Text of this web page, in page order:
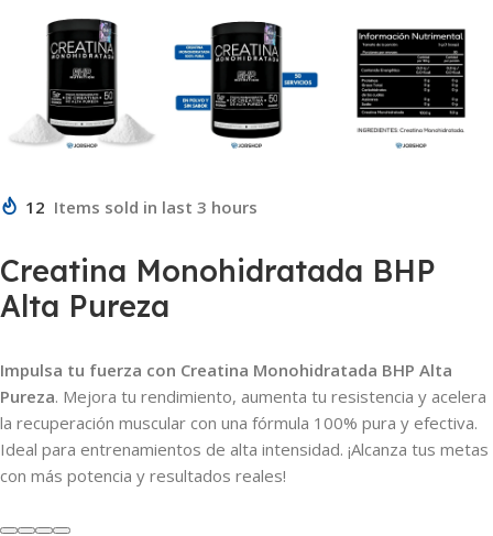
12 Items sold in last 3 hours
Creatina Monohidratada BHP
Alta Pureza
Impulsa tu fuerza con Creatina Monohidratada BHP Alta
Pureza. Mejora tu rendimiento, aumenta tu resistencia y acelera
la recuperación muscular con una fórmula 100% pura y efectiva.
Ideal para entrenamientos de alta intensidad. ¡Alcanza tus metas
con más potencia y resultados reales!